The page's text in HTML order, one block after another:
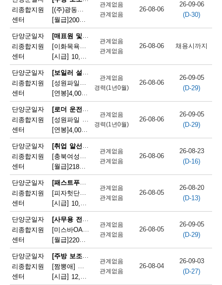
리종합지원
센터
[(주)광동유통] 세척(설거지) 직원 모집(고속도로휴게소)
[월급] 200만원
관계없음
관계없음
26-08-06
26-09-06
(D-30)
단양군일자
리종합지원
센터
[매표원 및 복권 판매원]
[이화목욕탕찜질방] 이화파크텔 카운터 직원 모집
[시급] 10,320원 |
관계없음
관계없음
26-08-06 채용시까지
단양군일자
리종합지원
센터
[보일러 설치 및 정비원]
[성원파일주식회사]공장 보일러기사 채용 (에너지자격 우대 / 정규직)
[연봉]4,000만원 충청북도 단양군 매포읍 단양산업단지2로 47
관계없음
경력(1년0월)
26-08-06
26-09-05
(D-29)
단양군일자
리종합지원
센터
[로더 운전원(페이로더 운전원)]
[성원파일 주식회사] 로더기사 운전원 채용(자격증소지자/ 정규직)
[연봉]4,000만원 충청북도 단양군 매포읍 단양산업단지2로 47
관계없음
경력(1년0월)
26-08-06
26-09-05
(D-29)
단양군일자
리종합지원
센터
[취업 알선원]
[충북여성새로일하기지원본부] 직원채용(단양)
[월급] 218만원
관계없음
관계없음
26-08-06
26-08-23
(D-16)
단양군일자
리종합지원
센터
[패스트푸드 준비원]
[피자헛단양점]피자헛 단양점 파트타임 직원 모집
[시급] 10,320원 | 충청북도 단양군 단양읍 삼봉로 247
관계없음
관계없음
26-08-05
26-08-20
(D-13)
단양군일자
리종합지원
센터
[사무용 전자기기 설치 및 수리원(컴퓨터 제외)]
[미스바OA] 사무기기 서비스 직원 모집
[월급] 220만원
관계없음
관계없음
26-08-05
26-09-05
(D-29)
단양군일자
리종합지원
센터
[주방 보조원(일반 음식점)]
[짬뽕애] 주방보조 및 홀서빙 모집
[시급] 12,000원 | 충청북도 단양군 단양읍 별곡8길 6-1
관계없음
관계없음
26-08-04
26-09-03
(D-27)
용
정
보
오
늘
마
감
되
는
채
용
정
보
단
양
군
채